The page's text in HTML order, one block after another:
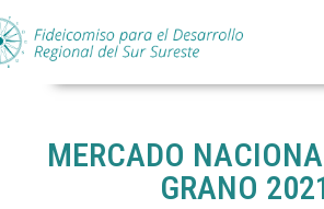
MERCADO
GRANO